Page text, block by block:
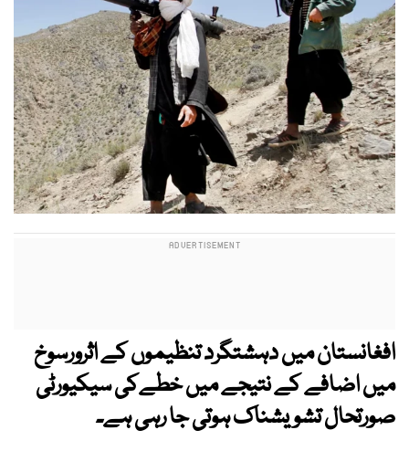
افغانستان میں دہشتگرد تنظیموں کے اثرورسوخ
میں اضافے کے نتیجے میں خطےکی سیکیورٹی
صورتحال تشویشناک ہوتی جا رہی ہے۔